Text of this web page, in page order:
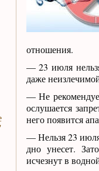
отношения.
— 23 июля
даже
— Не
ослушается
него появится
— Нельзя 23
дно унесет.
исчезнут в